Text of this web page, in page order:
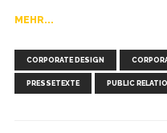
MEHR...
CORPORATE DESIGN
PRESSETEXTE PUBLIC